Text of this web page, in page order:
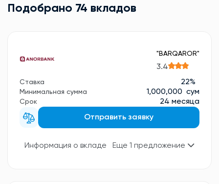
Подобрано 74 вкладов
"BARQAROR"
3.4
Ставка 22%
Минимальная сумма 1,000,000 сум
Срок
24 месяца
Отправить заявку
Информация о вкладе Еще 1 предложение